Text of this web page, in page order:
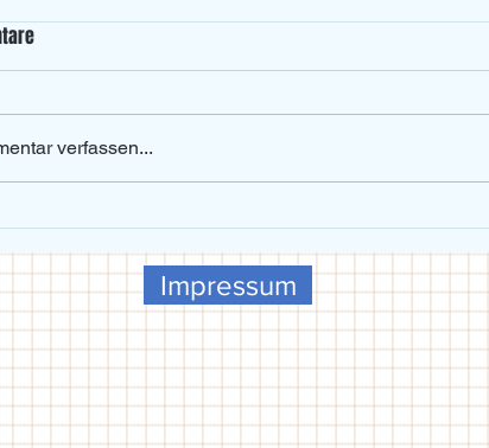
Wochenende im
bei Traumwetter
VGG präsentiert
Schulsporttag
verfassen...
Impressum